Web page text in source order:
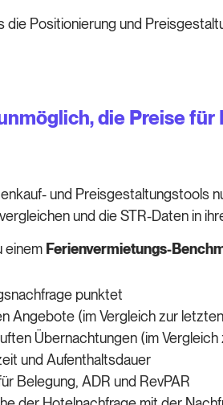
die Positionierung und
die Preise
und Preisgestaltungstools
und die STR-Daten in
einem Ferienvermietungs-
punktet
Angebote (im Vergleich zur
Übernachtungen (im
und Aufenthaltsdauer
Belegung, ADR und RevPAR